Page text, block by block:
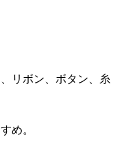
リボン、ボタン、糸
め。